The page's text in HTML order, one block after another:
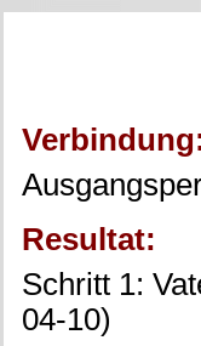
Resultat:
Schritt 1:
04-10)